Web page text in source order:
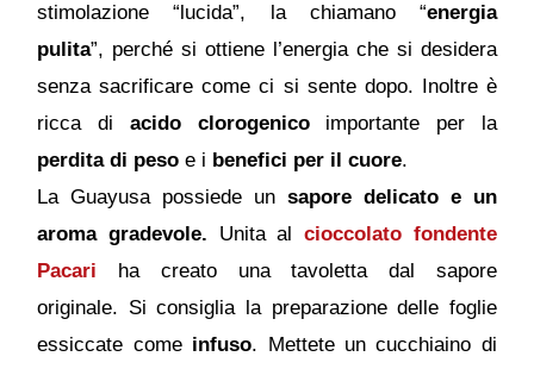
stimolazione “lucida”, la chiamano “energia
pulita”, perché si ottiene l’energia che si desidera
senza sacrificare come ci si sente dopo. Inoltre è
ricca di acido clorogenicoimportante per la
perdita di peso e i benefici per il cuore.
La Guayusa possiede un sapore delicato e un
aroma gradevole. Unita al cioccolato fondente
Pacari ha creato una tavoletta dal sapore
originale. Si consiglia la preparazione delle foglie
essiccate come infuso. Mettete un cucchiaino di